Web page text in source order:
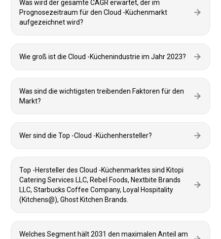
Was wird der gesamte CAGR erwartet, der im
Prognosezeitraum für den Cloud -Küchenmarkt
aufgezeichnet wird?
Wie groß ist die Cloud -Küchenindustrie im Jahr 2023?
Was sind die wichtigsten treibenden Faktoren für den
Markt?
Wer sind die Top -Cloud -Küchenhersteller?
Top -Hersteller des Cloud -Küchenmarktes sind Kitopi
Catering Services LLC, Rebel Foods, Nextbite Brands
LLC, Starbucks Coffee Company, Loyal Hospitality
(Kitchens@), Ghost Kitchen Brands.
Welches Segment hält 2031 den maximalen Anteil am